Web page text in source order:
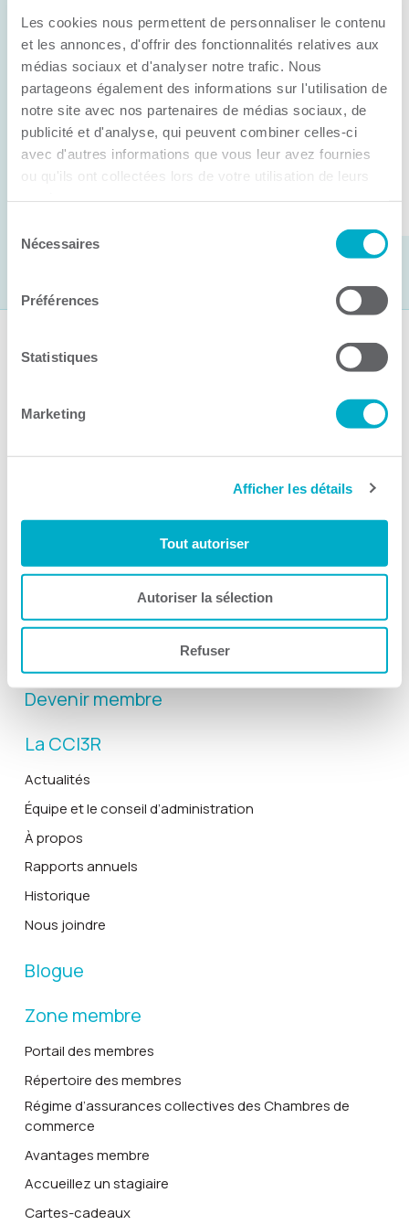
Les cookies nous permettent de personnaliser le contenu
et les annonces, d'offrir des fonctionnalités relatives aux
médias sociaux et d'analyser notre trafic. Nous
partageons également des informations sur l'utilisation de
notre site avec nos partenaires de médias sociaux, de
publicité et d'analyse, qui peuvent combiner celles-ci
avec d'autres informations que vous leur avez fournies
ou qu'ils ont collectées lors de votre utilisation de leurs
Nécessaires
Préférences
Statistiques
Marketing
Afficher les détails
Tout autoriser
Autoriser la sélection
Refuser
Anick Métivier devient le nouveau
président de la CCI3R
C’est lors de son assemblée générale annuelle
tenue hier que la Chambre de commerce et
d’industries de ...
Suivez-nous
Gala Radisson
Solutions RH
Devenir membre
La CCI3R
Actualités
Équipe et le conseil d’administration
À propos
Rapports annuels
Historique
Nous joindre
Blogue
Zone membre
Portail des membres
Répertoire des membres
Régime d’assurances collectives des Chambres de
commerce
Avantages membre
Accueillez un stagiaire
Cartes-cadeaux